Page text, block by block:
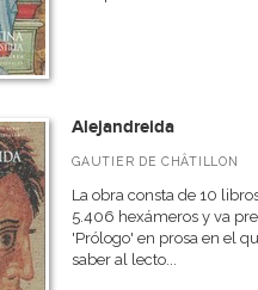
Alejandreida
GAUTIER DE CHÂTILLON
La obra consta de 10
5.406 hexámeros y va
'Prólogo' en prosa en el
saber al lecto...